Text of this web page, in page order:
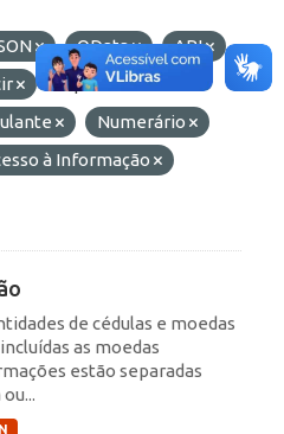
OData
API
Etiquetas:
Numerário
à Informação
de cédulas e moedas
as moedas
estão separadas